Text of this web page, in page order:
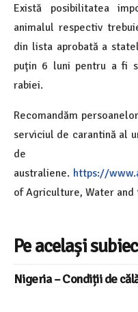
Există posibilitatea
animalul respectiv
din lista aprobată a
puţin 6 luni pentru a fi
rabiei.
Recomandăm
serviciul de carantină al
de
australiene. https://
of Agriculture, Water
Pe același
Nigeria – Condiții de